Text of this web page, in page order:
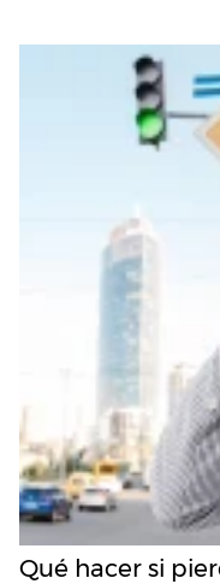
Qué hacer si